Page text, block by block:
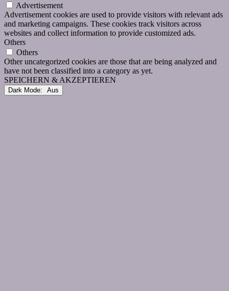
Advertisement
Advertisement cookies are used to provide visitors with relevant ads
and marketing campaigns. These cookies track visitors across
websites and collect information to provide customized ads.
Others
Others
Other uncategorized cookies are those that are being analyzed and
have not been classified into a category as yet.
SPEICHERN & AKZEPTIEREN
Dark Mode: